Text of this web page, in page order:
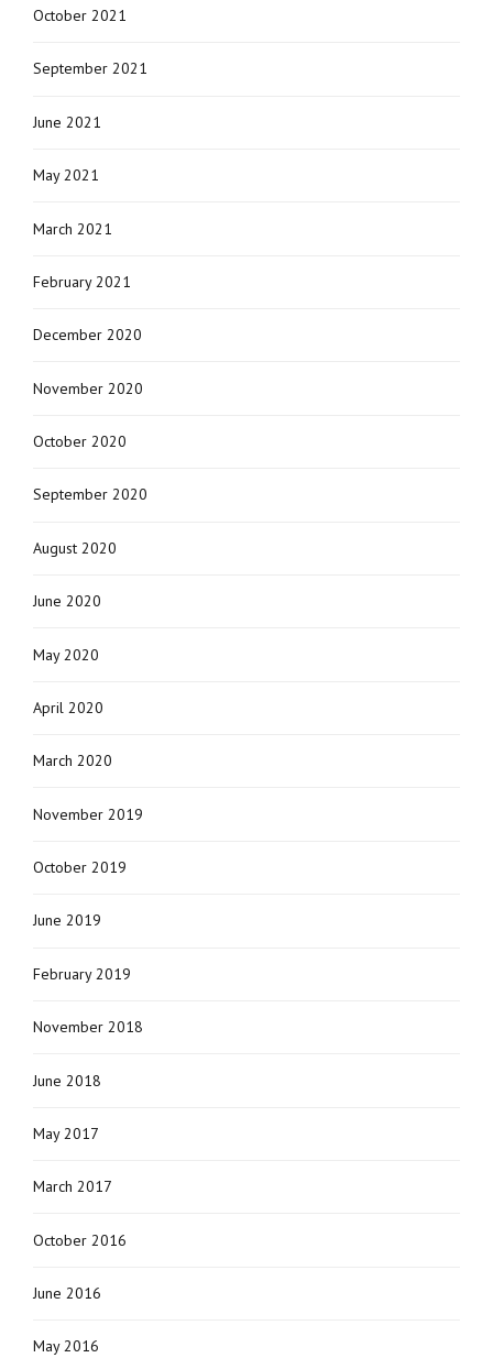
October 2021
September 2021
June 2021
May 2021
March 2021
February 2021
December 2020
November 2020
October 2020
September 2020
August 2020
June 2020
May 2020
April 2020
March 2020
November 2019
October 2019
June 2019
February 2019
November 2018
June 2018
May 2017
March 2017
October 2016
June 2016
May 2016